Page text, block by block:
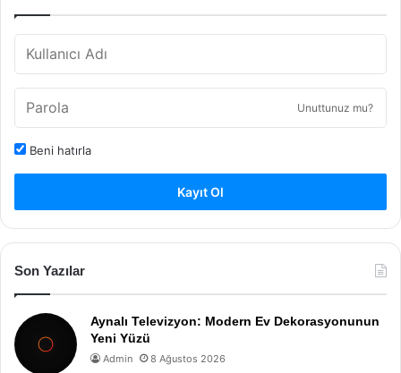
Unuttunuz mu?
Beni hatırla
Kayıt Ol
Son Yazılar
Aynalı Televizyon: Modern Ev Dekorasyonunun
Yeni Yüzü
Admin 8 Ağustos 2026